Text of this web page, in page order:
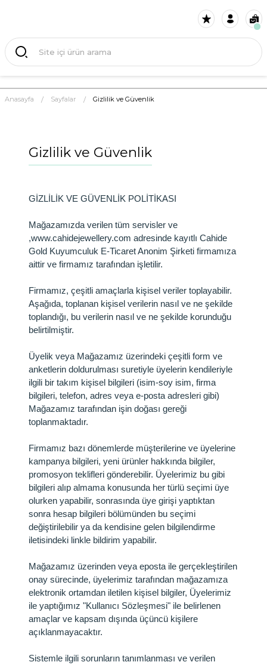
Anasayfa Sayfalar Gizlilik ve Güvenlik
Gizlilik ve Güvenlik
GİZLİLİK VE GÜVENLİK POLİTİKASI
Mağazamızda verilen tüm servisler ve
,www.cahidejewellery.com adresinde kayıtlı Cahide
Gold Kuyumculuk E-Ticaret Anonim Şirketi firmamıza
aittir ve firmamız tarafından işletilir.
Firmamız, çeşitli amaçlarla kişisel veriler toplayabilir.
Aşağıda, toplanan kişisel verilerin nasıl ve ne şekilde
toplandığı, bu verilerin nasıl ve ne şekilde korunduğu
belirtilmiştir.
Üyelik veya Mağazamız üzerindeki çeşitli form ve
anketlerin doldurulması suretiyle üyelerin kendileriyle
ilgili bir takım kişisel bilgileri (isim-soy isim, firma
bilgileri, telefon, adres veya e-posta adresleri gibi)
Mağazamız tarafından işin doğası gereği
toplanmaktadır.
Firmamız bazı dönemlerde müşterilerine ve üyelerine
kampanya bilgileri, yeni ürünler hakkında bilgiler,
promosyon teklifleri gönderebilir. Üyelerimiz bu gibi
bilgileri alıp almama konusunda her türlü seçimi üye
olurken yapabilir, sonrasında üye girişi yaptıktan
sonra hesap bilgileri bölümünden bu seçimi
değiştirilebilir ya da kendisine gelen bilgilendirme
iletisindeki linkle bildirim yapabilir.
Mağazamız üzerinden veya eposta ile gerçekleştirilen
onay sürecinde, üyelerimiz tarafından mağazamıza
elektronik ortamdan iletilen kişisel bilgiler, Üyelerimiz
ile yaptığımız "Kullanıcı Sözleşmesi" ile belirlenen
amaçlar ve kapsam dışında üçüncü kişilere
açıklanmayacaktır.
Sistemle ilgili sorunların tanımlanması ve verilen